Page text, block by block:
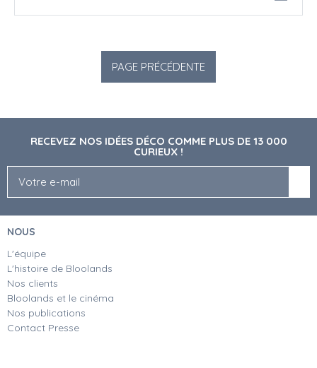
RECEVEZ NOS IDÉES DÉCO COMME PLUS DE 13 000
CURIEUX !
NOUS
L'équipe
L'histoire de Bloolands
Nos clients
Bloolands et le cinéma
Nos publications
Contact Presse